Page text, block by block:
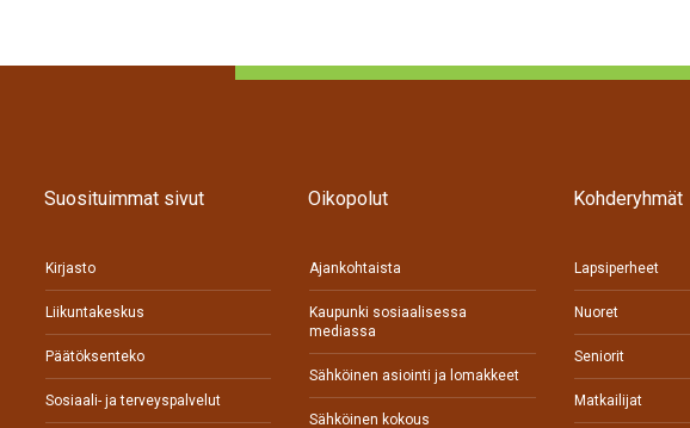
Suosituimmat sivut
Kirjasto
Liikuntakeskus
Päätöksenteko
Sosiaali- ja terveyspalvelut
Oikopolut
Ajankohtaista
Kaupunki sosiaalisessa
mediassa
Sähköinen asiointi ja lomakkeet
Sähköinen kokous
Kohderyhmät
Lapsiperheet
Nuoret
Seniorit
Matkailijat